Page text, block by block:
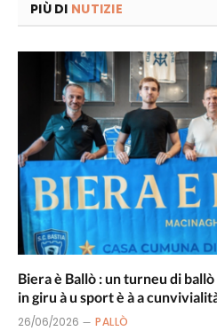
PIÙ DI NUTIZIE
Biera è Ballò : un turneu di
in giru à u sport è à a
26/06/2026 PALLÒ